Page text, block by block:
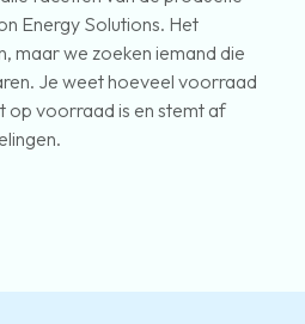
Energy Solutions. Het
maar we zoeken iemand die
Je weet hoeveel voorraad
op voorraad is en stemt af